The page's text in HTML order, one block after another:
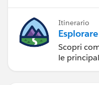
Itinerario
Scopri
le